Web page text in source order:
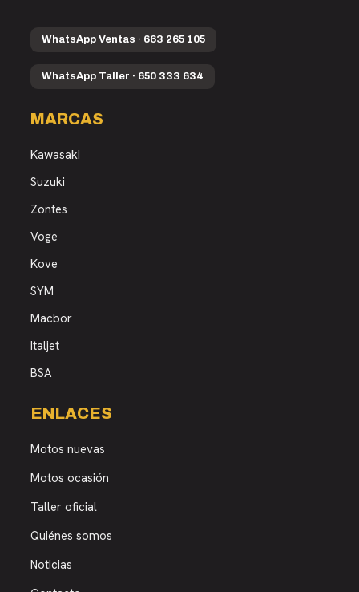
WhatsApp Ventas · 663 265 105
WhatsApp Taller · 650 333 634
MARCAS
Kawasaki
Suzuki
Zontes
Voge
Kove
SYM
Macbor
Italjet
BSA
ENLACES
Motos nuevas
Motos ocasión
Taller oficial
Quiénes somos
Noticias